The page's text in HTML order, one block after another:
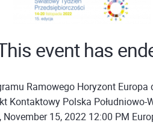
event has
Ramowego Horyzont
Kontaktowy Polska Południowo-
November 15, 2022 12:00 PM